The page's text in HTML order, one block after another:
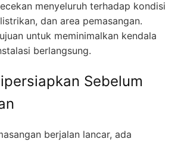
menyeluruh terhadap kondisi
dan area pemasangan.
untuk meminimalkan kendala
berlangsung.
Sebelum
berjalan lancar, ada